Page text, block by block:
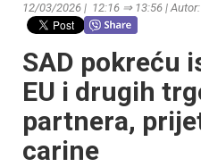
12/03/2026 | 12:16 ⇒ 13:56 | Autor:
SAD pokreću
EU i drugih
partnera,
carine